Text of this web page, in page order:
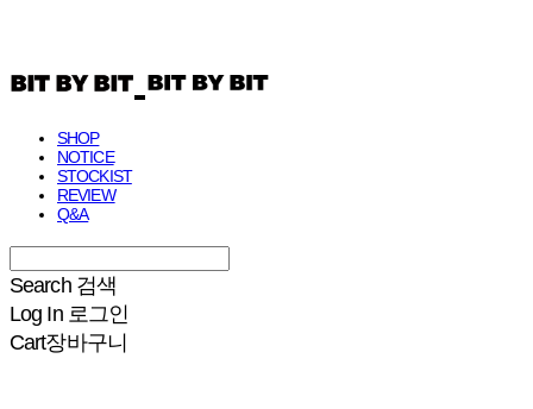
SHOP
NOTICE
STOCKIST
REVIEW
Q&A
Search 검색
Log In 로그인
Cart장바구니